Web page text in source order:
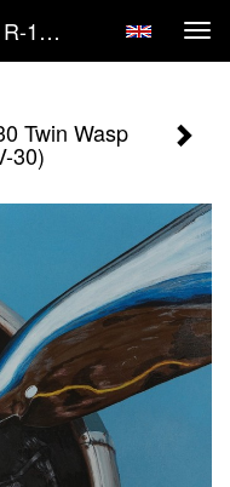
Lex Van Eck - Pratt & Whitney R-1830 Twin Wasp (Bestelnr. CIV-30)
Twin Wasp
30)